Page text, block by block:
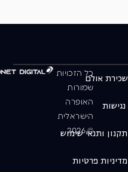
כל הזכויות
שמורות
האופרה
הישראלית
© 2026
שכירת אולם
נגישות
תקנון ותנאי שימוש
מדיניות פרטיות